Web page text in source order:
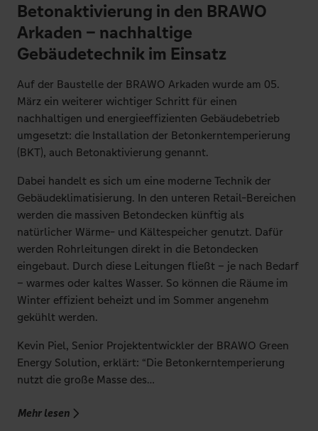
Betonaktivierung in den BRAWO
Arkaden – nachhaltige
Gebäudetechnik im Einsatz
Auf der Baustelle der BRAWO Arkaden wurde am 05.
März ein weiterer wichtiger Schritt für einen
nachhaltigen und energieeffizienten Gebäudebetrieb
umgesetzt: die Installation der Betonkerntemperierung
(BKT), auch Betonaktivierung genannt.
Dabei handelt es sich um eine moderne Technik der
Gebäudeklimatisierung. In den unteren Retail-Bereichen
werden die massiven Betondecken künftig als
natürlicher Wärme- und Kältespeicher genutzt. Dafür
werden Rohrleitungen direkt in die Betondecken
eingebaut. Durch diese Leitungen fließt – je nach Bedarf
– warmes oder kaltes Wasser. So können die Räume im
Winter effizient beheizt und im Sommer angenehm
gekühlt werden.
Kevin Piel, Senior Projektentwickler der BRAWO Green
Energy Solution, erklärt: “Die Betonkerntemperierung
nutzt die große Masse des…
Mehr lesen über „Betonaktivierung in den BRAWO Arkaden